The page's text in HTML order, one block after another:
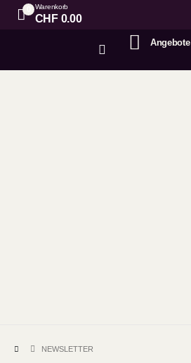
Warenkorb
CHF0.00
Angebote
NEWSLETTER